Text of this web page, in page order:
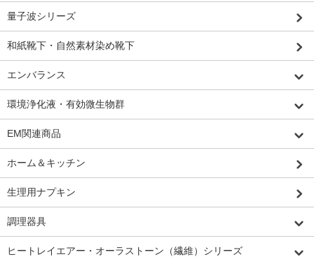
量子波シリーズ
和紙靴下・自然素材染め靴下
エンバランス
環境浄化液・有効微生物群
EM関連商品
ホーム＆キッチン
生理用ナプキン
調理器具
ヒートレイエアー・オーラストーン（繊維）シリーズ